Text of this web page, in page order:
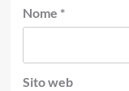
Nome *
Sito web